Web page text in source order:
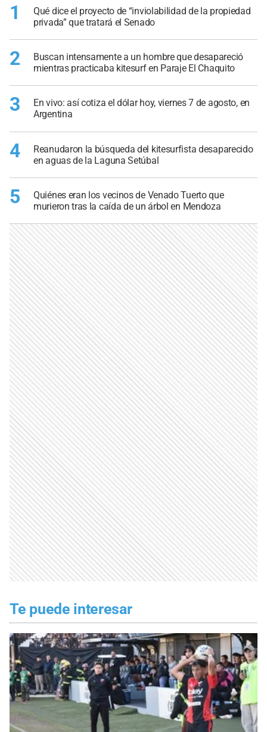
1
Qué dice el proyecto de “inviolabilidad de la propiedad
privada” que tratará el Senado
2
Buscan intensamente a un hombre que desapareció
mientras practicaba kitesurf en Paraje El Chaquito
3
En vivo: así cotiza el dólar hoy, viernes 7 de agosto, en
Argentina
4
Reanudaron la búsqueda del kitesurfista desaparecido
en aguas de la Laguna Setúbal
5
Quiénes eran los vecinos de Venado Tuerto que
murieron tras la caída de un árbol en Mendoza
Te puede interesar